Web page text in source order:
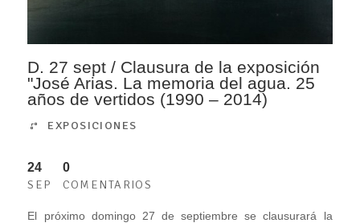
D. 27 sept / Clausura de la exposición
"José Arias. La memoria del agua. 25
años de vertidos (1990 – 2014)
EXPOSICIONES
24
SEP
0
COMENTARIOS
El próximo domingo 27 de septiembre se clausurará la